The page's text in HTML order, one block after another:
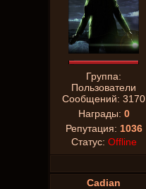
Группа:
Пользователи
Сообщений: 3170
Награды: 0
Репутация: 1036
Статус: Offline
Cadian